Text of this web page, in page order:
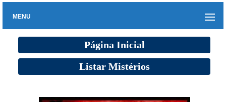
MENU
Página Inicial
Listar Mistérios